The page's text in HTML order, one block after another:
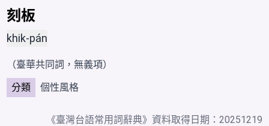
刻板
khik-pán
（臺華共同詞，無義項）
分類
個性風格
《臺灣台語常用詞辭典》資料取得日期：20251219